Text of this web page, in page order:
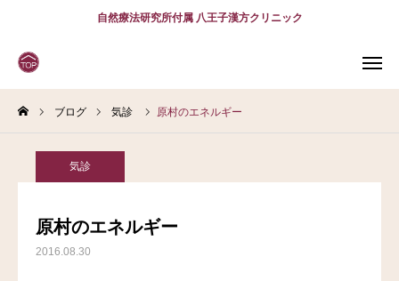
自然療法研究所付属 八王子漢方クリニック
ブログ 気診 原村のエネルギー
気診
原村のエネルギー
2016.08.30
WEB予約
電話予約